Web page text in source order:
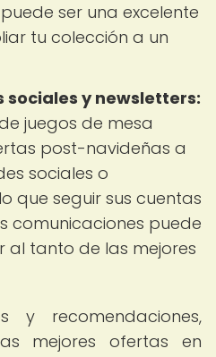
ser una excelente
tu colección a un
sociales y newsletters:
juegos de mesa
post-navideñas a
sociales o
que seguir sus cuentas
comunicaciones puede
tanto de las mejores
y recomendaciones,
mejores ofertas en